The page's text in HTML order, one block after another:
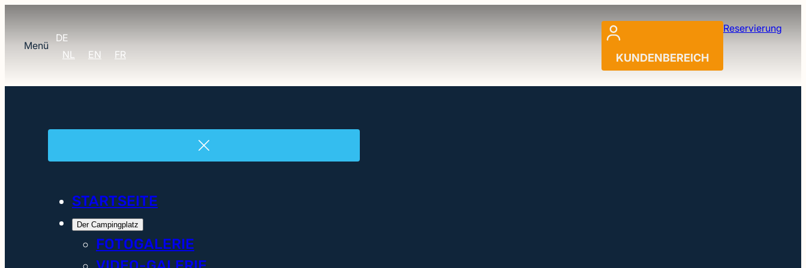
Menü
DE
NL
EN FR KUNDENBEREICH
Reservierung
STARTSEITE
Der Campingplatz
FOTOGALERIE